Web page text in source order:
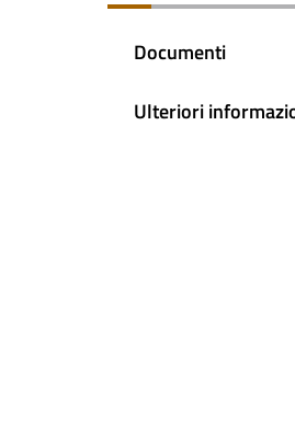
Documenti
Ulteriori